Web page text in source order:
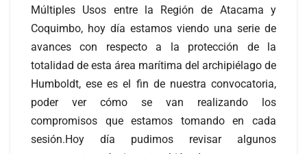
Múltiples Usos entre la Región de Atacama y
Coquimbo, hoy día estamos viendo una serie de
avances con respecto a la protección de la
totalidad de esta área marítima del archipiélago de
Humboldt, ese es el fin de nuestra convocatoria,
poder ver cómo se van realizando los
compromisos que estamos tomando en cada
sesión.Hoy día pudimos revisar algunos